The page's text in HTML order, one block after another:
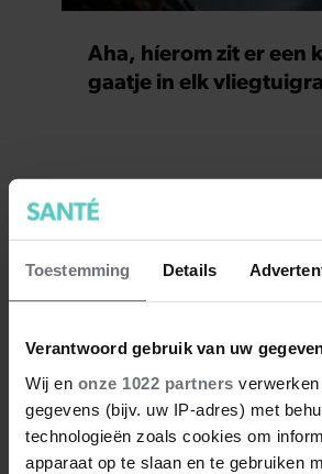
Toestemming Details
Verantwoord gebruik van uw
Wij en onze 1022 partners
gegevens (bijv. uw IP-adres) met
technologieën zoals cookies om
apparaat op te slaan en te gebruiken
Aha, híerom zit er een
gaatje in elk